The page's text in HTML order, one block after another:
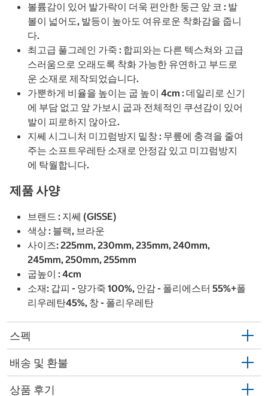
볼륨감이 있어 발가락이 더욱 편안한 둥근 앞 코 : 발
볼이 넓어도, 발등이 높아도 여유로운 착화감을 줍니
다.
최고급 풀그레인 가죽 : 합피와는 다른 텍스쳐와 고급
스러움으로 오래도록 착화 가능한 유연하고 부드로
운 소재로 제작되었습니다.
가뿐하게 비율을 높이는 굽 높이 4cm : 데일리로 신기
에 부담 없고 앞 가보시 굽과 전체적인 쿠션감이 있어
발이 피로하지 않아요.
지쎄 시그니처 미끄럼방지 밑창 : 무릎에 충격을 줄여
주는 소프트우레탄 소재로 안정감 있고 미끄럼방지
에 탁월합니다.
제품 사양
브랜드 : 지쎄 (GISSE)
색상 : 블랙, 브라운
사이즈: 225mm, 230mm, 235mm, 240mm,
245mm, 250mm, 255mm
굽높이 : 4cm
소재: 갑피 - 양가죽 100%, 안감 - 폴리에스터 55%+폴
리우레탄45%, 창 - 폴리우레탄
스펙
배송 및 환불
상품 후기